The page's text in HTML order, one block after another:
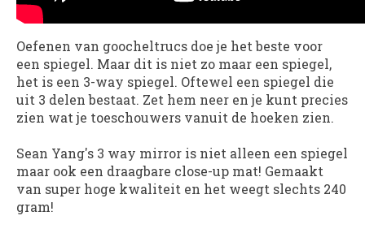
Oefenen van goocheltrucs doe je het beste voor
een spiegel. Maar dit is niet zo maar een spiegel,
het is een 3-way spiegel. Oftewel een spiegel die
uit 3 delen bestaat. Zet hem neer en je kunt precies
zien wat je toeschouwers vanuit de hoeken zien.
Sean Yang's 3 way mirror is niet alleen een spiegel
maar ook een draagbare close-up mat! Gemaakt
van super hoge kwaliteit en het weegt slechts 240
gram!